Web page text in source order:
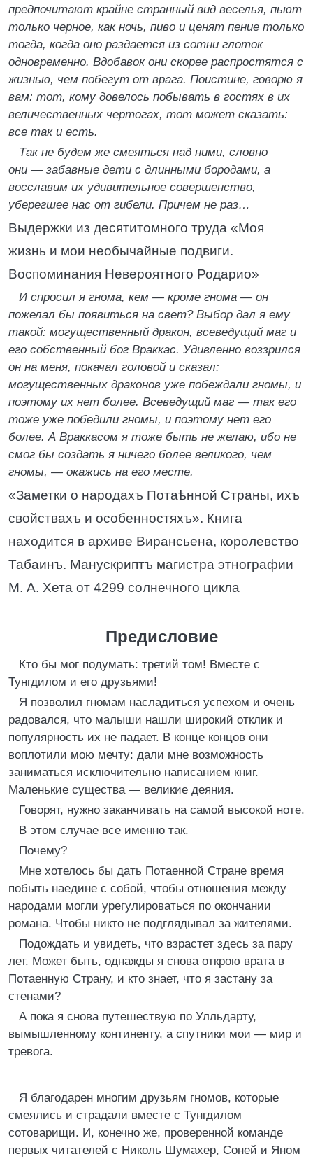
предпочитают крайне странный вид веселья, пьют
только черное, как ночь, пиво и ценят пение только
тогда, когда оно раздается из сотни глоток
одновременно. Вдобавок они скорее распростятся с
жизнью, чем побегут от врага. Поистине, говорю я
вам: тот, кому довелось побывать в гостях в их
величественных чертогах, тот может сказать:
все так и есть.
Так не будем же смеяться над ними, словно
они — забавные дети с длинными бородами, а
восславим их удивительное совершенство,
уберегшее нас от гибели. Причем не раз…
Выдержки из десятитомного труда «Моя
жизнь и мои необычайные подвиги.
Воспоминания Невероятного Родарио»
И спросил я гнома, кем — кроме гнома — он
пожелал бы появиться на свет? Выбор дал я ему
такой: могущественный дракон, всеведущий маг и
его собственный бог Враккас. Удивленно воззрился
он на меня, покачал головой и сказал:
могущественных драконов уже побеждали гномы, и
поэтому их нет более. Всеведущий маг — так его
тоже уже победили гномы, и поэтому нет его
более. А Враккасом я тоже быть не желаю, ибо не
смог бы создать я ничего более великого, чем
гномы, — окажись на его месте.
«Заметки о народахъ Потаѣнной Страны, ихъ
свойствахъ и особенностяхъ». Книга
находится в архиве Вирансьена, королевство
Табаинъ. Манускриптъ магистра этнографии
М. А. Хета от 4299 солнечного цикла
Предисловие
Кто бы мог подумать: третий том! Вместе с
Тунгдилом и его друзьями!
Я позволил гномам насладиться успехом и очень
радовался, что малыши нашли широкий отклик и
популярность их не падает. В конце концов они
воплотили мою мечту: дали мне возможность
заниматься исключительно написанием книг.
Маленькие существа — великие деяния.
Говорят, нужно заканчивать на самой высокой ноте.
В этом случае все именно так.
Почему?
Мне хотелось бы дать Потаенной Стране время
побыть наедине с собой, чтобы отношения между
народами могли урегулироваться по окончании
романа. Чтобы никто не подглядывал за жителями.
Подождать и увидеть, что взрастет здесь за пару
лет. Может быть, однажды я снова открою врата в
Потаенную Страну, и кто знает, что я застану за
стенами?
А пока я снова путешествую по Улльдарту,
вымышленному континенту, а спутники мои — мир и
тревога.
Я благодарен многим друзьям гномов, которые
смеялись и страдали вместе с Тунгдилом
сотоварищи. И, конечно же, проверенной команде
первых читателей с Николь Шумахер, Соней и Яном